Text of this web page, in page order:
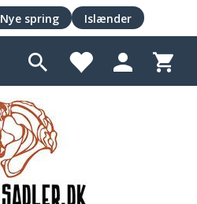
Nye spring Islænder